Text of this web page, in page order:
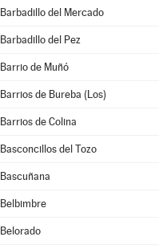
Barbadillo del Mercado
Barbadillo del Pez
Barrio de Muñó
Barrios de Bureba (Los)
Barrios de Colina
Basconcillos del Tozo
Bascuñana
Belbimbre
Belorado